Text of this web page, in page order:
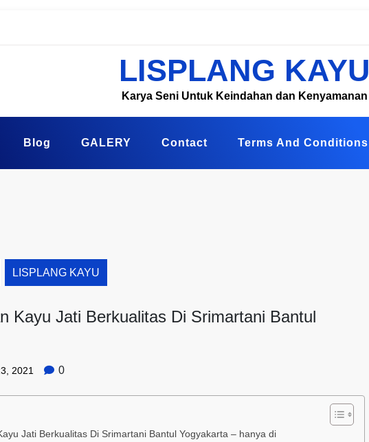
LISPLANG KAYU
Karya Seni Untuk Keindahan dan Kenyamanan
Blog GALERY Contact Terms And Conditions
LISPLANG KAYU
Kayu Jati Berkualitas Di Srimartani Bantul
2021 0
Jati Berkualitas Di Srimartani Bantul Yogyakarta – hanya di